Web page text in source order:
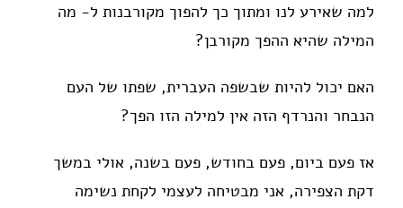
למה שאירע לנו ומתוך כך להפוך מקורבנות ל- מה
המילה שהיא ההפך מקורבן?
האם יכול להיות שבשפה העברית, שפתו של העם
הנבחר והנרדף הזה אין למילה הזו הפך?
אז פעם ביום, פעם בחודש, פעם בשנה, אולי במשך
דקת הצפירה, אני מבטיחה לעצמי לקחת נשימה